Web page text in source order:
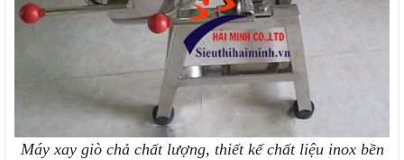
Máy xay giò chả chất lượng, thiết kế chất liệu inox bền